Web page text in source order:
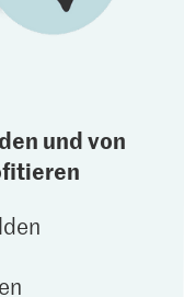
und von